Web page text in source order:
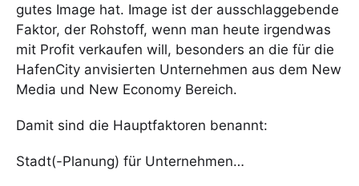
gutes Image hat. Image ist der ausschlaggebende
Faktor, der Rohstoff, wenn man heute irgendwas
mit Profit verkaufen will, besonders an die für die
HafenCity anvisierten Unternehmen aus dem New
Media und New Economy Bereich.
Damit sind die Hauptfaktoren benannt:
Stadt(-Planung) für Unternehmen…